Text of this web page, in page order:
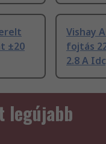
±20
Vishay
fojtás
2.8 A
legújabb